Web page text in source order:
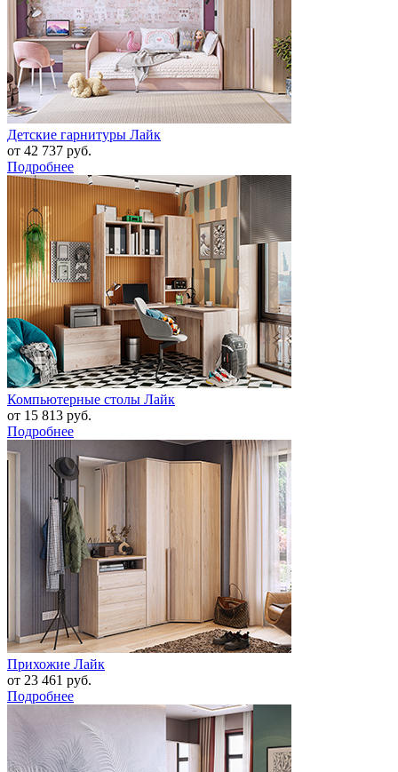
Детские гарнитуры Лайк
от 42 737 руб.
Подробнее
Компьютерные столы Лайк
от 15 813 руб.
Подробнее
Прихожие Лайк
от 23 461 руб.
Подробнее